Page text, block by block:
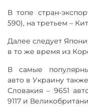
В топе стран-
590), на третьем –
Далее следует
в то же время из
В самые
авто в Украину
Словакия – 9651
9117 и